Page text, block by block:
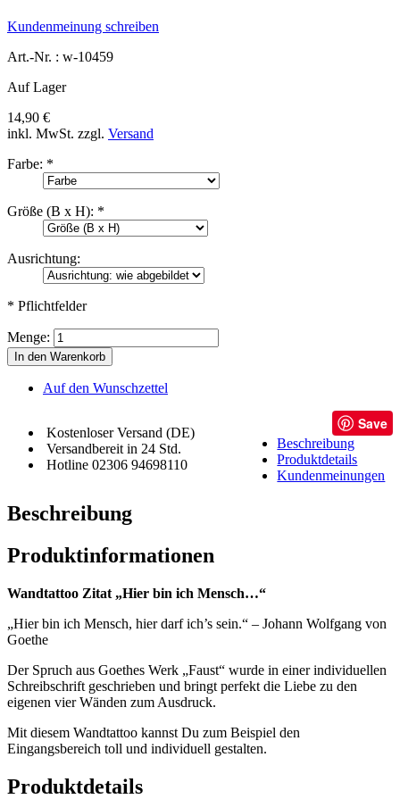
Kundenmeinung schreiben
Art.-Nr. : w-10459
Auf Lager
14,90 €
inkl. MwSt. zzgl. Versand
Farbe: *
Größe (B x H): *
Ausrichtung:
* Pflichtfelder
Menge:
In den Warenkorb
Auf den Wunschzettel
Kostenloser Versand (DE)
Versandbereit in 24 Std.
Hotline 02306 94698110
Save
Beschreibung
Produktdetails
Kundenmeinungen
Beschreibung
Produktinformationen
Wandtattoo Zitat „Hier bin ich Mensch…“
„Hier bin ich Mensch, hier darf ich’s sein.“ – Johann Wolfgang von
Goethe
Der Spruch aus Goethes Werk „Faust“ wurde in einer individuellen
Schreibschrift geschrieben und bringt perfekt die Liebe zu den
eigenen vier Wänden zum Ausdruck.
Mit diesem Wandtattoo kannst Du zum Beispiel den
Eingangsbereich toll und individuell gestalten.
Produktdetails